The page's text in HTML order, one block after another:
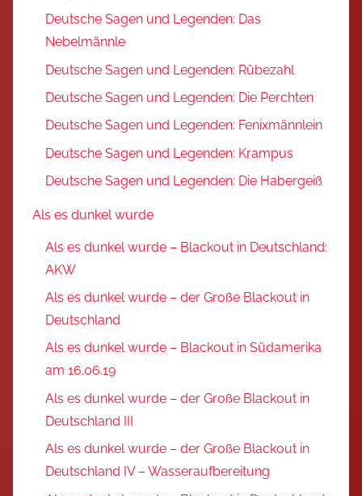
Deutsche Sagen und Legenden: Das
Nebelmännle
Deutsche Sagen und Legenden: Rübezahl
Deutsche Sagen und Legenden: Die Perchten
Deutsche Sagen und Legenden: Fenixmännlein
Deutsche Sagen und Legenden: Krampus
Deutsche Sagen und Legenden: Die Habergeiß
Als es dunkel wurde
Als es dunkel wurde – Blackout in Deutschland:
AKW
Als es dunkel wurde – der Große Blackout in
Deutschland
Als es dunkel wurde – Blackout in Südamerika
am 16.06.19
Als es dunkel wurde – der Große Blackout in
Deutschland III
Als es dunkel wurde – der Große Blackout in
Deutschland IV – Wasseraufbereitung